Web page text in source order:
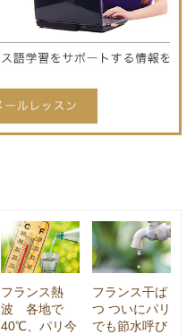
フランス熱
波 各地で
40℃、パリ今
フランス干ば
つ ついにパリ
でも節水呼び